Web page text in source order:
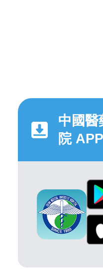
中國醫
院 APP